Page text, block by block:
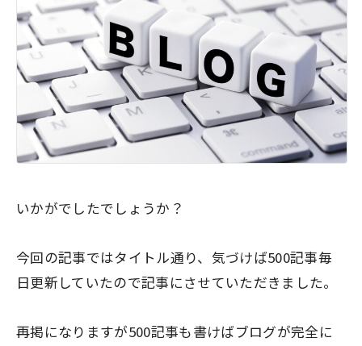
いかがでしたでしょうか？
今回の記事ではタイトル通り、気づけば500記事毎
日更新していたので記事にさせていただきました。
再掲になりますが500記事も書けばブログが完全に